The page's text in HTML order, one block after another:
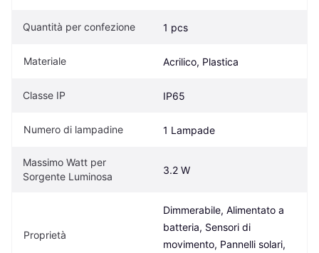
Quantità per confezione 1 pcs
Materiale Acrilico, Plastica
Classe IP IP65
Numero di lampadine 1 Lampade
Massimo Watt per
Sorgente Luminosa
3.2 W
Proprietà
Dimmerabile, Alimentato a
batteria, Sensori di
movimento, Pannelli solari,